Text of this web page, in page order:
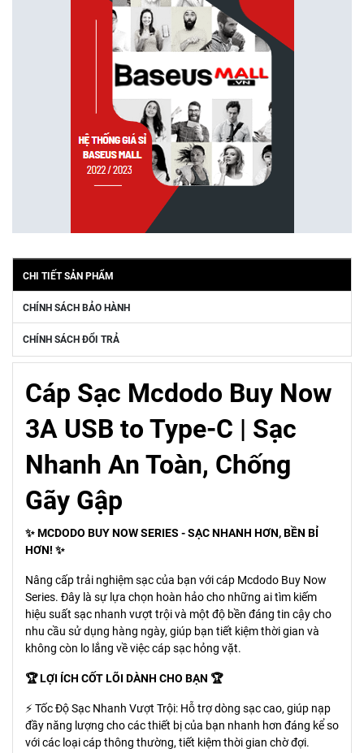
CHI TIẾT SẢN PHẨM
CHÍNH SÁCH BẢO HÀNH
CHÍNH SÁCH ĐỔI TRẢ
Cáp Sạc Mcdodo Buy Now
3A USB to Type-C | Sạc
Nhanh An Toàn, Chống
Gãy Gập
✨ MCDODO BUY NOW SERIES - SẠC NHANH HƠN, BỀN BỈ
HƠN! ✨
Nâng cấp trải nghiệm sạc của bạn với cáp Mcdodo Buy Now
Series. Đây là sự lựa chọn hoàn hảo cho những ai tìm kiếm
hiệu suất sạc nhanh vượt trội và một độ bền đáng tin cậy cho
nhu cầu sử dụng hàng ngày, giúp bạn tiết kiệm thời gian và
không còn lo lắng về việc cáp sạc hỏng vặt.
🏆 LỢI ÍCH CỐT LÕI DÀNH CHO BẠN 🏆
⚡️ Tốc Độ Sạc Nhanh Vượt Trội: Hỗ trợ dòng sạc cao, giúp nạp
đầy năng lượng cho các thiết bị của bạn nhanh hơn đáng kể so
với các loại cáp thông thường, tiết kiệm thời gian chờ đợi.